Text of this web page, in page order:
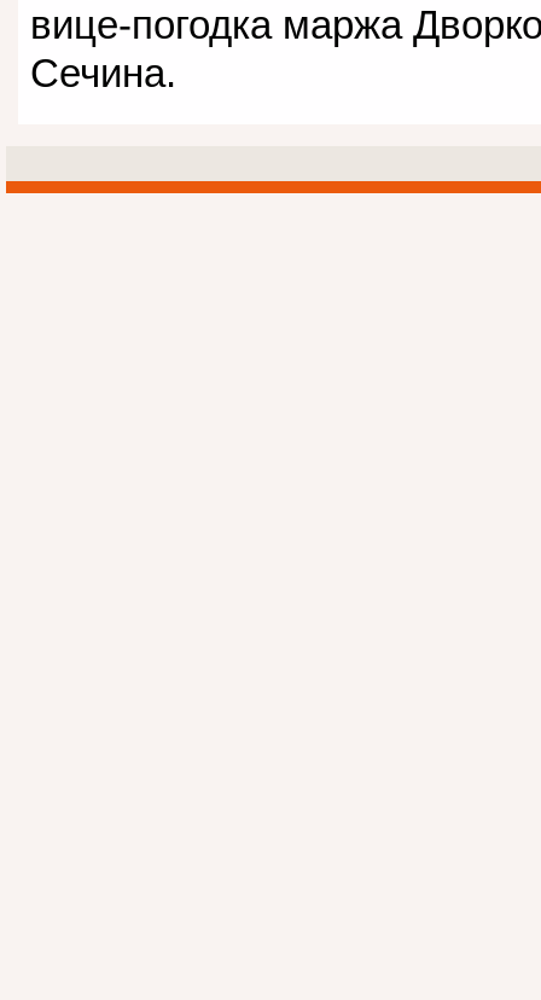
вице-погодка маржа
Сечина.